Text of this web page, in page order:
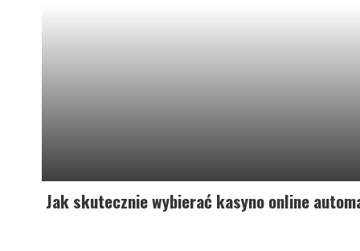
Jak skutecznie wybierać kasyno online